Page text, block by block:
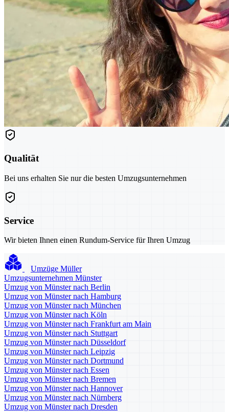
Qualität
Bei uns erhalten Sie nur die besten Umzugsunternehmen
Service
Wir bieten Ihnen einen Rundum-Service für Ihren Umzug
Umzüge Müller
Umzugsunternehmen Münster
Umzug von Münster nach Berlin
Umzug von Münster nach Hamburg
Umzug von Münster nach München
Umzug von Münster nach Köln
Umzug von Münster nach Frankfurt am Main
Umzug von Münster nach Stuttgart
Umzug von Münster nach Düsseldorf
Umzug von Münster nach Leipzig
Umzug von Münster nach Dortmund
Umzug von Münster nach Essen
Umzug von Münster nach Bremen
Umzug von Münster nach Hannover
Umzug von Münster nach Nürnberg
Umzug von Münster nach Dresden